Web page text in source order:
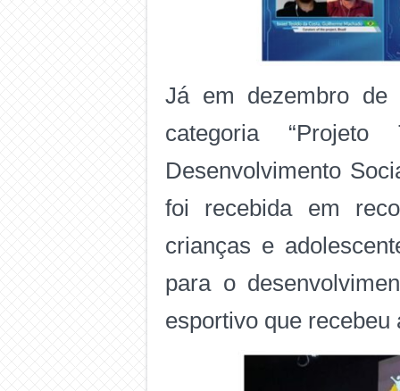
Já em dezembro de
categoria
Desenvolvimento
foi recebida em
crianças e
para o
esportivo que